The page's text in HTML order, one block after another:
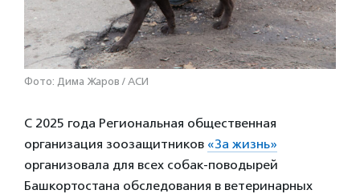
Фото: Дима Жаров / АСИ
С 2025 года Региональная общественная
организация зоозащитников «За жизнь»
организовала для всех собак-поводырей
Башкортостана обследования в ветеринарных